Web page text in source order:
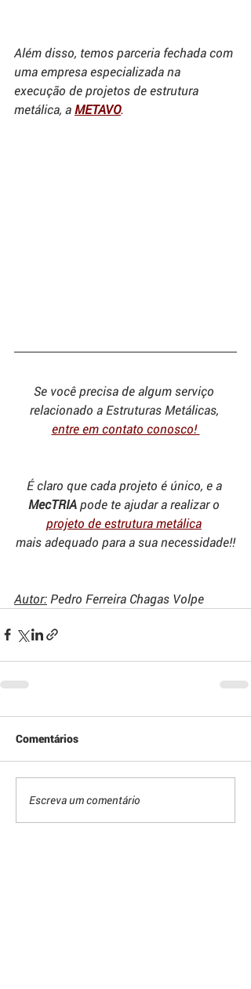
Além disso, temos parceria fechada com
uma empresa especializada na
execução de projetos de estrutura
metálica, a METAVO.
Se você precisa de algum serviço
relacionado a Estruturas Metálicas,
entre em contato conosco!
É claro que cada projeto é único, e a
MecTRIA pode te ajudar a realizar o
projeto de estrutura metálica
mais adequado para a sua necessidade!!
Autor: Pedro Ferreira Chagas Volpe
Comentários
Escreva um comentário